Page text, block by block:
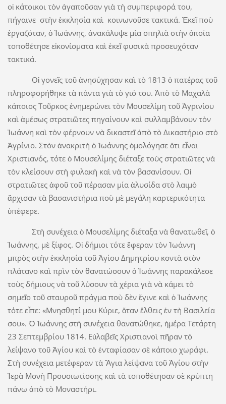
οἱ κάτοικοι τὸν ἀγαποῦσαν γιὰ τὴ συμπεριφορά του,
πήγαινε στὴν ἐκκλησία καὶ κοινωνοῦσε τακτικά. Ἐκεῖ ποὺ
ἐργαζόταν, ὁ Ἰωάννης, ἀνακάλυψε μία σπηλιὰ στὴν ὁποία
τοποθέτησε εἰκονίσματα καὶ ἐκεῖ φυσικὰ προσευχόταν
τακτικά.
Οἱ γονεῖς τοῦ ἀνησύχησαν καὶ τὸ 1813 ὁ πατέρας τοῦ
πληροφορήθηκε τὰ πάντα γιὰ τὸ γιό του. Ἀπὸ τὸ Μαχαλὰ
κάποιος Τοῦρκος ἐνημερώνει τὸν Μουσελίμη τοῦ Ἀγρινίου
καὶ ἀμέσως στρατιῶτες πηγαίνουν καὶ συλλαμβάνουν τὸν
Ἰωάννη καὶ τὸν φέρνουν νὰ δικαστεῖ ἀπὸ τὸ Δικαστήριο στὸ
Ἀγρίνιο. Στὸν ἀνακριτὴ ὁ Ἰωάννης ὁμολόγησε ὅτι εἶναι
Χριστιανός, τότε ὁ Μουσελίμης διέταξε τοὺς στρατιῶτες νὰ
τὸν κλείσουν στὴ φυλακὴ καὶ νὰ τὸν βασανίσουν. Οἱ
στρατιῶτες ἀφοῦ τοῦ πέρασαν μία ἁλυσίδα στὸ λαιμὸ
ἄρχισαν τὰ βασανιστήρια ποὺ μὲ μεγάλη καρτερικότητα
ὑπέφερε.
Στὴ συνέχεια ὁ Μουσελίμης διέταξα νὰ θανατωθεῖ, ὁ
Ἰωάννης, μὲ ξίφος. Οἱ δήμιοι τότε ἔφεραν τὸν Ἰωάννη
μπρὸς στὴν ἐκκλησία τοῦ Ἁγίου Δημητρίου κοντὰ στὸν
πλάτανο καὶ πρὶν τὸν θανατώσουν ὁ Ἰωάννης παρακάλεσε
τοὺς δήμιους νὰ τοῦ λύσουν τὰ χέρια γιὰ νὰ κάμει τὸ
σημεῖο τοῦ σταυροῦ πράγμα ποὺ δὲν ἔγινε καὶ ὁ Ἰωάννης
τότε εἶπε: «Μνησθητί μου Κύριε, ὅταν ἔλθεις ἐν τὴ Βασιλεία
σου». Ὁ Ἰωάννης στὴ συνέχεια θανατώθηκε, ἡμέρα Τετάρτη
23 Σεπτεμβρίου 1814. Εὐλαβεῖς Χριστιανοὶ πῆραν τὸ
λείψανο τοῦ Ἁγίου καὶ τὸ ἐνταφίασαν σὲ κάποιο χωράφι.
Στὴ συνέχεια μετέφεραν τὰ Ἅγια λείψανα τοῦ Ἁγίου στὴν
Ἱερὰ Μονὴ Προυσιωτίσσης καὶ τὰ τοποθέτησαν σὲ κρύπτη
πάνω ἀπὸ τὸ Μοναστήρι.